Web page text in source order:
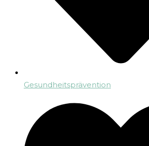
Gesundheitsprävention